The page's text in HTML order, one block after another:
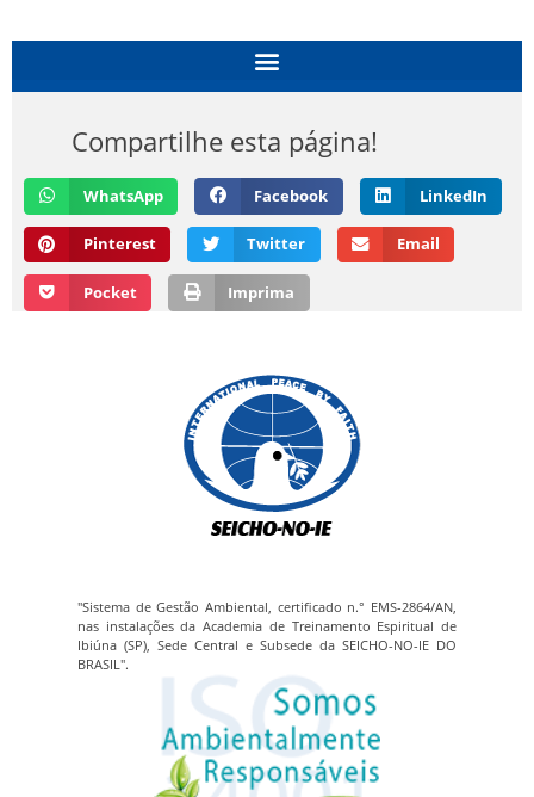
Compartilhe esta página!
WhatsApp Facebook LinkedIn
Pinterest Twitter Email
Pocket Imprima
"Sistema de Gestão Ambiental, certificado n.° EMS-2864/AN,
nas instalações da Academia de Treinamento Espiritual de
Ibiúna (SP), Sede Central e Subsede da SEICHO-NO-IE DO
BRASIL".